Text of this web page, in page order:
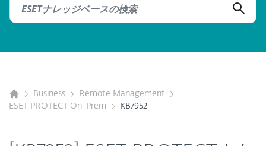
Business
Remote Management
ESET PROTECT On-Prem
KB7952